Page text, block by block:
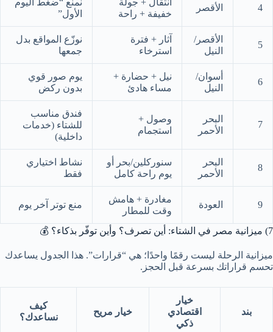
4 الأقصر
خفيفة + راحة
الأول”
5
الأقصر/
النيل
آثار + فترة
استرخاء
نوزّع المواقع بدل
جمعها
6
أسوان/
النيل
نيل + حضارة +
مساء هادئ
يوم صور قوي
بدون ركض
7
البحر
الأحمر
وصول +
استجمام
فندق مناسب
للشتاء (خدمات
داخلية)
8
البحر
الأحمر
سنوركلين/بحر أو
يوم راحة كامل
نشاط اختياري
فقط
9 العودة
مغادرة + هامش
وقت للمطار
منع توتر آخر يوم
7) ميزانية مصر في الشتاء: أين تصرف؟ وأين توفّر بذكاء؟ 💰
ميزانية الرحلة ليست رقمًا واحدًا؛ هي “قرارات”. هذا الجدول يساعدك
تحسم قراراتك بسرعة قبل الحجز.
بند
خيار
اقتصادي
ذكي
خيار مريح
كيف
نساعدك؟